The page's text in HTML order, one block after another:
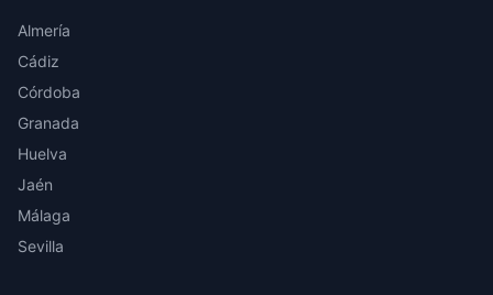
Almería
Cádiz
Córdoba
Granada
Huelva
Jaén
Málaga
Sevilla